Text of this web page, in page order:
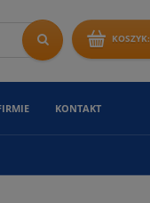
KOSZYK:
KONTAKT